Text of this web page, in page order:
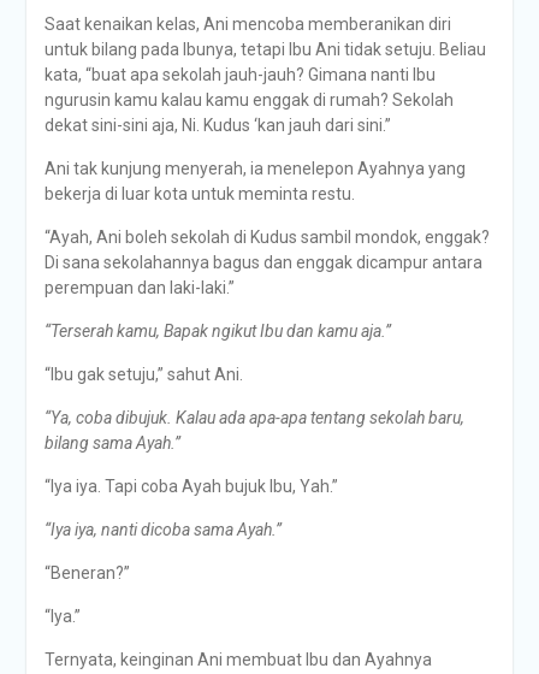
Saat kenaikan kelas, Ani mencoba memberanikan diri
untuk bilang pada Ibunya, tetapi Ibu Ani tidak setuju. Beliau
kata, “buat apa sekolah jauh-jauh? Gimana nanti Ibu
ngurusin kamu kalau kamu enggak di rumah? Sekolah
dekat sini-sini aja, Ni. Kudus ‘kan jauh dari sini.”
Ani tak kunjung menyerah, ia menelepon Ayahnya yang
bekerja di luar kota untuk meminta restu.
“Ayah, Ani boleh sekolah di Kudus sambil mondok, enggak?
Di sana sekolahannya bagus dan enggak dicampur antara
perempuan dan laki-laki.”
“Terserah kamu, Bapak ngikut Ibu dan kamu aja.”
“Ibu gak setuju,” sahut Ani.
“Ya, coba dibujuk. Kalau ada apa-apa tentang sekolah baru,
bilang sama Ayah.”
“Iya iya. Tapi coba Ayah bujuk Ibu, Yah.”
“Iya iya, nanti dicoba sama Ayah.”
“Beneran?”
“Iya.”
Ternyata, keinginan Ani membuat Ibu dan Ayahnya